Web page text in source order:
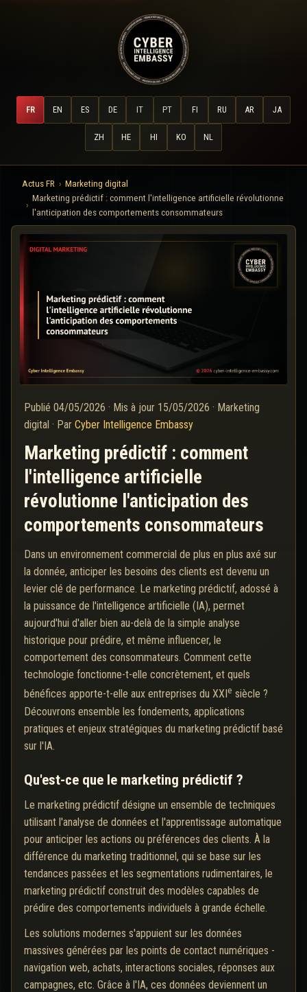
FR EN ES DE IT PT FI RU AR JA
ZH HE HI KO NL
Actus FR
Marketing digital
Marketing prédictif : comment l'intelligence artificielle révolutionne
l'anticipation des comportements consommateurs
Publié 04/05/2026 · Mis à jour 15/05/2026 · Marketing
digital · Par Cyber Intelligence Embassy
Marketing prédictif : comment
l'intelligence artificielle
révolutionne l'anticipation des
comportements consommateurs
Dans un environnement commercial de plus en plus axé sur
la donnée, anticiper les besoins des clients est devenu un
levier clé de performance. Le marketing prédictif, adossé à
la puissance de l'intelligence artificielle (IA), permet
aujourd'hui d'aller bien au-delà de la simple analyse
historique pour prédire, et même influencer, le
comportement des consommateurs. Comment cette
technologie fonctionne-t-elle concrètement, et quels
bénéfices apporte-t-elle aux entreprises du XXI e siècle ?
Découvrons ensemble les fondements, applications
pratiques et enjeux stratégiques du marketing prédictif basé
sur l'IA.
Qu'est-ce que le marketing prédictif ?
Le marketing prédictif désigne un ensemble de techniques
utilisant l'analyse de données et l'apprentissage automatique
pour anticiper les actions ou préférences des clients. À la
différence du marketing traditionnel, qui se base sur les
tendances passées et les segmentations rudimentaires, le
marketing prédictif construit des modèles capables de
prédire des comportements individuels à grande échelle.
Les solutions modernes s'appuient sur les données
massives générées par les points de contact numériques -
navigation web, achats, interactions sociales, réponses aux
campagnes, etc. Grâce à l'IA, ces données deviennent un